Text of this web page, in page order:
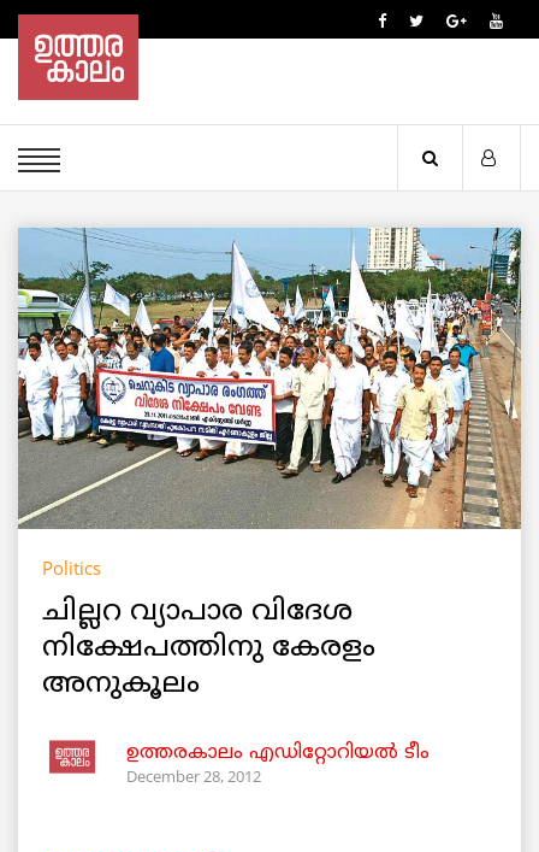
Politics
ചില്ലറ വ്യാപാര വിദേശ
നിക്ഷേപത്തിനു കേരളം
അനുകൂലം
ഉത്തരകാലം എഡിറ്റോറിയല്‍ ടീം
December 28, 2012